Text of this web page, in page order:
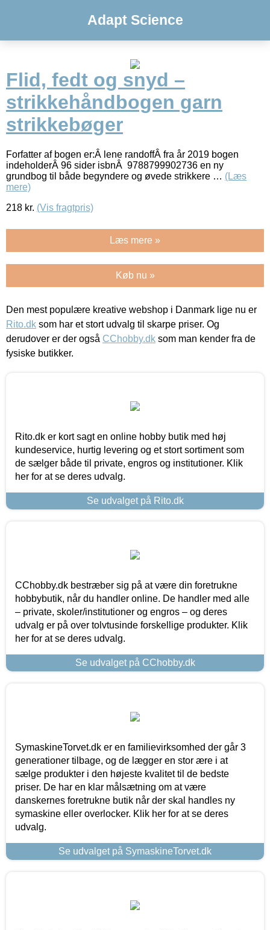
Adapt Science
Flid, fedt og snyd –
strikkehåndbogen garn
strikkebøger
Forfatter af bogen er:Â lene randoffÂ fra år 2019 bogen
indeholderÂ 96 sider isbnÂ 9788799902736 en ny
grundbog til både begyndere og øvede strikkere … (Læs
mere)
218 kr. (Vis fragtpris)
Læs mere »
Køb nu »
Den mest populære kreative webshop i Danmark lige nu er
Rito.dk som har et stort udvalg til skarpe priser. Og
derudover er der også CChobby.dk som man kender fra de
fysiske butikker.
Rito.dk er kort sagt en online hobby butik med høj
kundeservice, hurtig levering og et stort sortiment som
de sælger både til private, engros og institutioner. Klik
her for at se deres udvalg.
Se udvalget på Rito.dk
CChobby.dk bestræber sig på at være din foretrukne
hobbybutik, når du handler online. De handler med alle
– private, skoler/institutioner og engros – og deres
udvalg er på over tolvtusinde forskellige produkter. Klik
her for at se deres udvalg.
Se udvalget på CChobby.dk
SymaskineTorvet.dk er en familievirksomhed der går 3
generationer tilbage, og de lægger en stor ære i at
sælge produkter i den højeste kvalitet til de bedste
priser. De har en klar målsætning om at være
danskernes foretrukne butik når der skal handles ny
symaskine eller overlocker. Klik her for at se deres
udvalg.
Se udvalget på SymaskineTorvet.dk